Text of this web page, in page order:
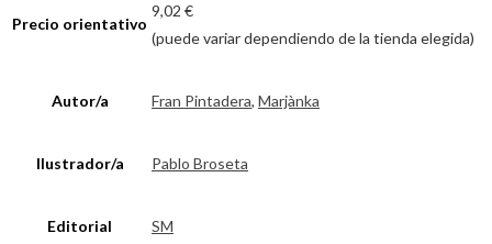
Precio orientativo
9,02 €
(puede variar dependiendo de la tienda elegida)
Autor/a Fran Pintadera, Marjànka
Ilustrador/a Pablo Broseta
Editorial SM